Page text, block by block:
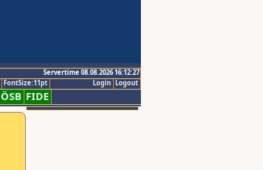
Servertime 08.08.2026 16:12:27
Logout
Login
FontSize:11pt
ÖSB FIDE